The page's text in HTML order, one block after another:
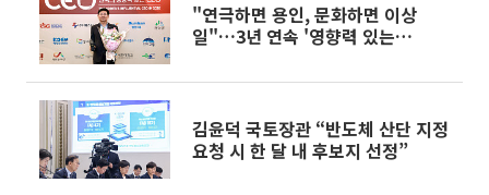
"연극하면 용인, 문화하면 이상
일"…3년 연속 '영향력 있는
김윤덕 국토장관 “반도체 산단 지정
요청 시 한 달 내 후보지 선정”